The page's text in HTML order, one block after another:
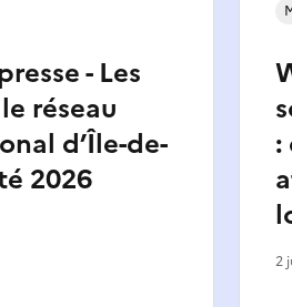
- Les
réseau
d’Île-de-
2026
:
2